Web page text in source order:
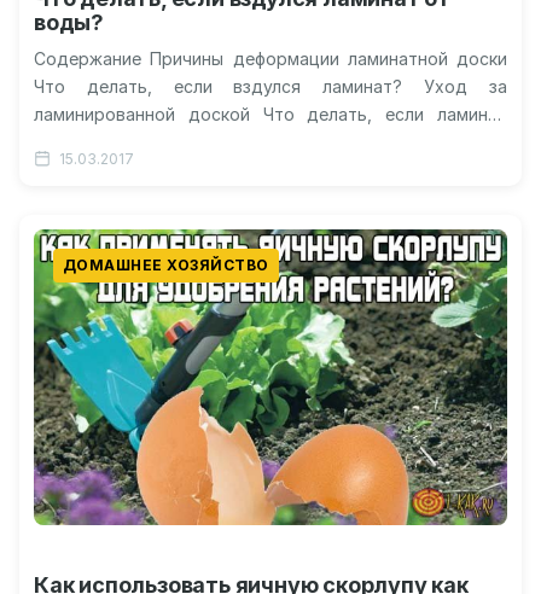
воды?
Содержание Причины деформации ламинатной доски
Что делать, если вздулся ламинат? Уход за
ламинированной доской Что делать, если ламинат
Вздулся…
15.03.2017
ДОМАШНЕЕ ХОЗЯЙСТВО
Как использовать яичную скорлупу как